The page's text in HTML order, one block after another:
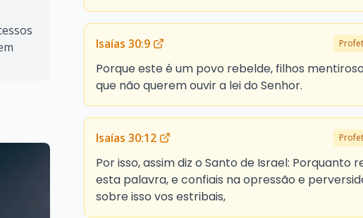
Isaías 30:9
Porque este é um povo rebelde, filhos
que não querem ouvir a lei do Senhor.
Isaías 30:12
Por isso, assim diz o Santo de Israel: Porquanto
esta palavra, e confiais na opressão e
sobre isso vos estribais,